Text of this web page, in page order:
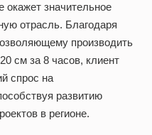
окажет значительное
отрасль. Благодаря
производить
см за 8 часов, клиент
спрос на
развитию
в регионе.